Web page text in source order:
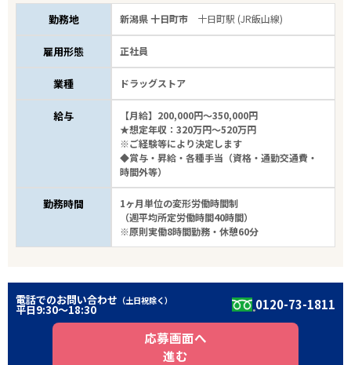
勤務地 新潟県 十日町市 十日町駅 (JR飯山線)
雇用形態 正社員
業種 ドラッグストア
給与
【月給】200,000円～350,000円
★想定年収：320万円～520万円
※ご経験等により決定します
◆賞与・昇給・各種手当（資格・通勤交通費・
時間外等）
勤務時間
1ヶ月単位の変形労働時間制
（週平均所定労働時間40時間）
※原則実働8時間勤務・休憩60分
電話でのお問い合わせ （土日祝除く）
平日9:30〜18:30 0120-73-1811
応募画面へ
進む